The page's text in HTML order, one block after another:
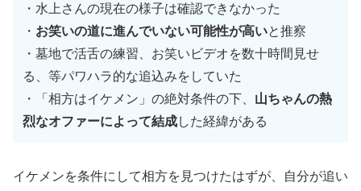
・水上さんの現在の様子は確認できなかった
・ お笑いの道に進んでいない可能性が高いと推察
・墓地で活舌の練習、お笑いビデオを数十時間見せ
る、等パワハラ的な追込みをしていた
・「相方はイケメン」の絶対条件の下、 山ちゃんの熱
烈なオファーによって結成した経緯がある
イケメンを条件にして相方を見つけたはずが、自分が追い